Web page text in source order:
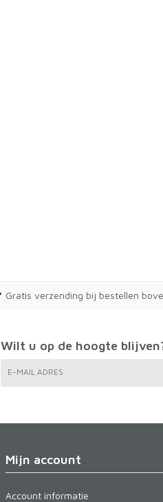
Gratis verzending bij bestellen
Wilt u op de hoogte
E-MAIL ADRES
Mijn account
Account informatie